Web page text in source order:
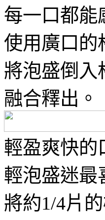
每一口都能
使用廣口的
將泡盛倒入
融合釋出。
輕盈爽快的
輕泡盛迷最
將約1/4片